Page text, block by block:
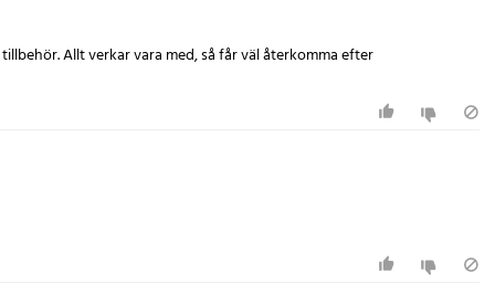
Allt verkar vara med, så får väl återkomma efter